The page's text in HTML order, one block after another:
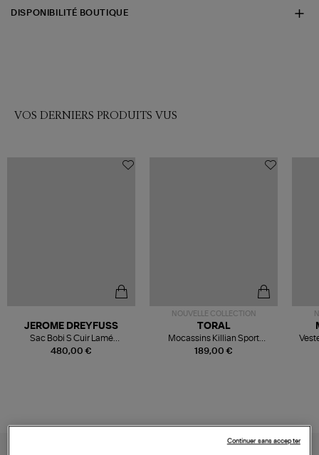
DISPONIBILITÉ BOUTIQUE
VOS DERNIERS PRODUITS VUS
480,00 €
JEROME DREYFUSS
Sac Bobi S Cuir Lamé
Champagne
NOUVELLE COLLECTION
189,00 €
TORAL
Mocassins Killian Sport
Mousse
Continuer sans accepter